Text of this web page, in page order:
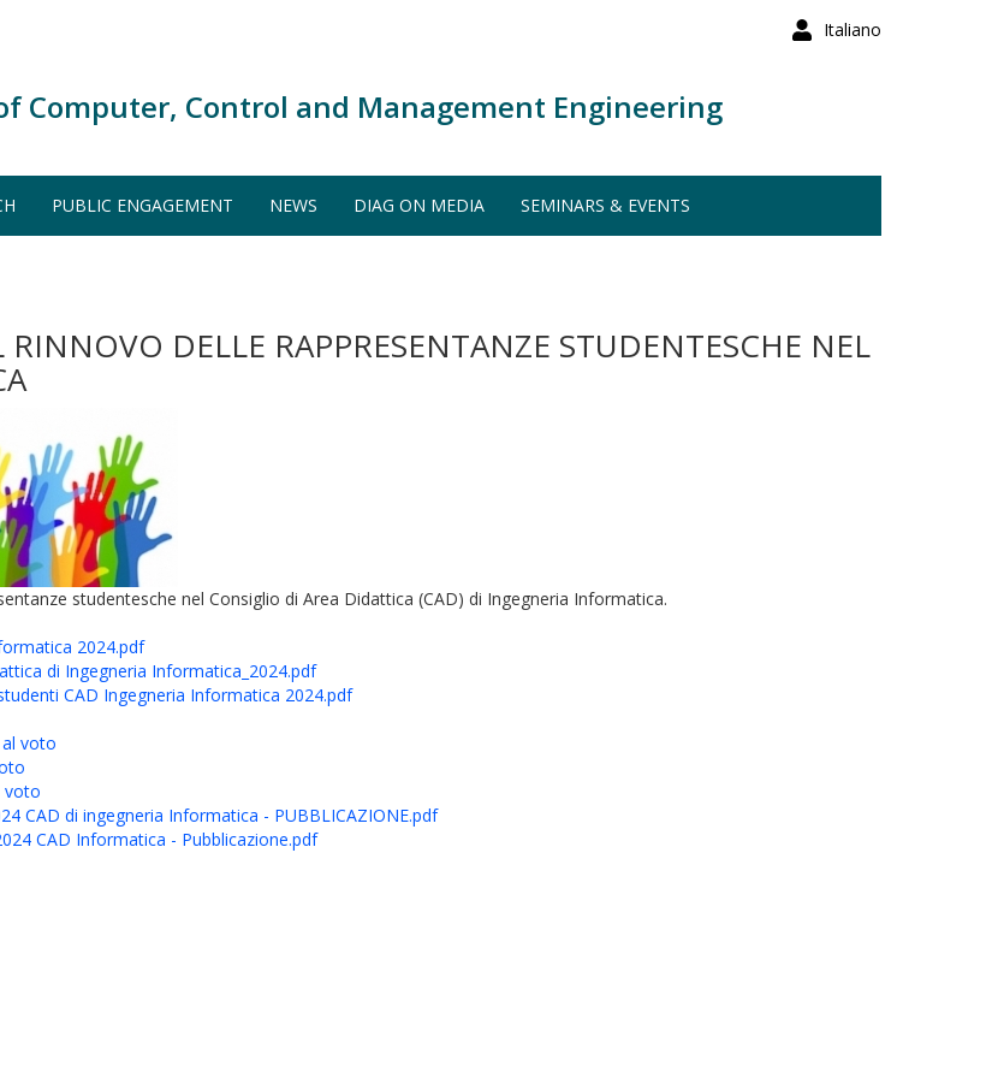
Italiano
Computer, Control and Management Engineering
PUBLIC ENGAGEMENT NEWS DIAG ON MEDIA SEMINARS & EVENTS
DELLE RAPPRESENTANZE STUDENTESCHE NEL
studentesche nel Consiglio di Area Didattica (CAD) di Ingegneria Informatica.
2024.pdf
di Ingegneria Informatica_2024.pdf
CAD Ingegneria Informatica 2024.pdf
voto
voto
CAD di ingegneria Informatica - PUBBLICAZIONE.pdf
CAD Informatica - Pubblicazione.pdf